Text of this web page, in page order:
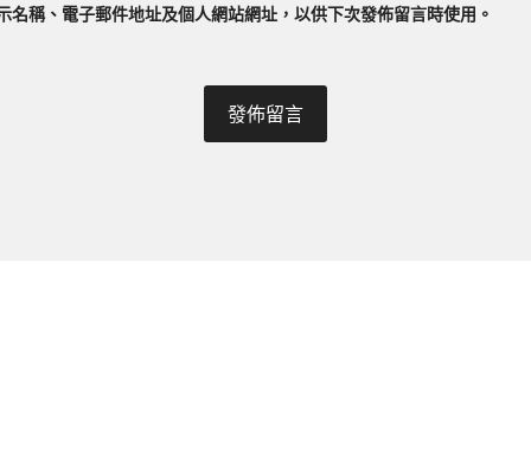
名稱、電子郵件地址及個人網站網址，以供下次發佈留言時使用。